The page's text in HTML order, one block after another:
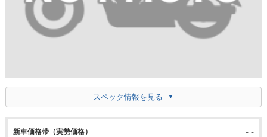
スペック情報を見る
新車価格帯（実勢価格） - -